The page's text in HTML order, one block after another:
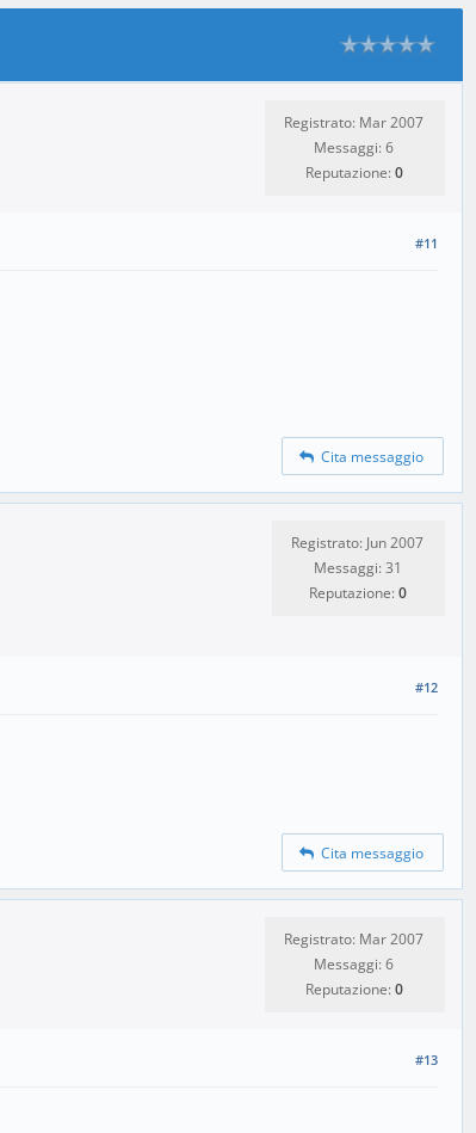
Registrato: Mar 2007
Messaggi: 6
Reputazione: 0
#11
Cita messaggio
Registrato: Jun 2007
Messaggi: 31
Reputazione: 0
#12
Cita messaggio
Registrato: Mar 2007
Messaggi: 6
Reputazione: 0
#13